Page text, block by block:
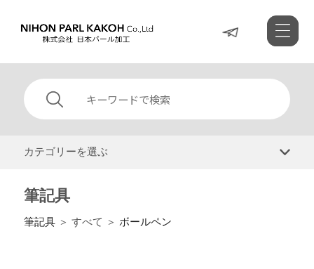
カテゴリーを選ぶ
筆記具
筆記具＞ すべて ＞ ボールペン